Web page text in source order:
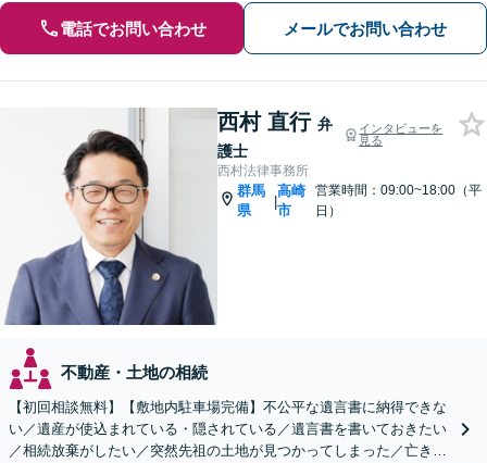
電話でお問い合わせ メールでお問い合わせ
西村 直行 弁
護士
インタビューを
見る
西村法律事務所
群馬
県
|
高崎
市
営業時間：09:00~18:00（平
日）
不動産・土地の相続
【初回相談無料】【敷地内駐車場完備】不公平な遺言書に納得できな
い／遺産が使込まれている・隠されている／遺言書を書いておきたい
／相続放棄がしたい／突然先祖の土地が見つかってしまった／亡き